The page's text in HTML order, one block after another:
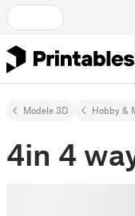
Modele 3D Hobby &
4in 4